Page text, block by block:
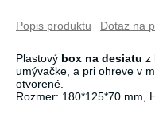
Popis produktu Dotaz na
Plastový box na desiatu z
umývačke, a pri ohreve v
otvorené.
Rozmer: 180*125*70 mm,